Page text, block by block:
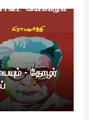
- தோழர்